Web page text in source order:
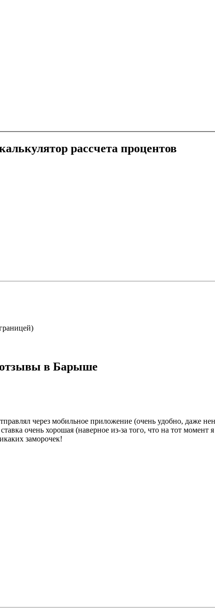
рассчета процентов
в Барыше
через мобильное приложение (очень удобно, даже
очень хорошая (наверное из-за того, что на тот
заморочек!